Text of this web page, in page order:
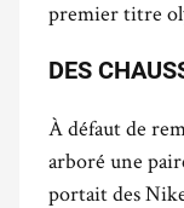
premier titre
DES
À défaut de
arboré une
portait des